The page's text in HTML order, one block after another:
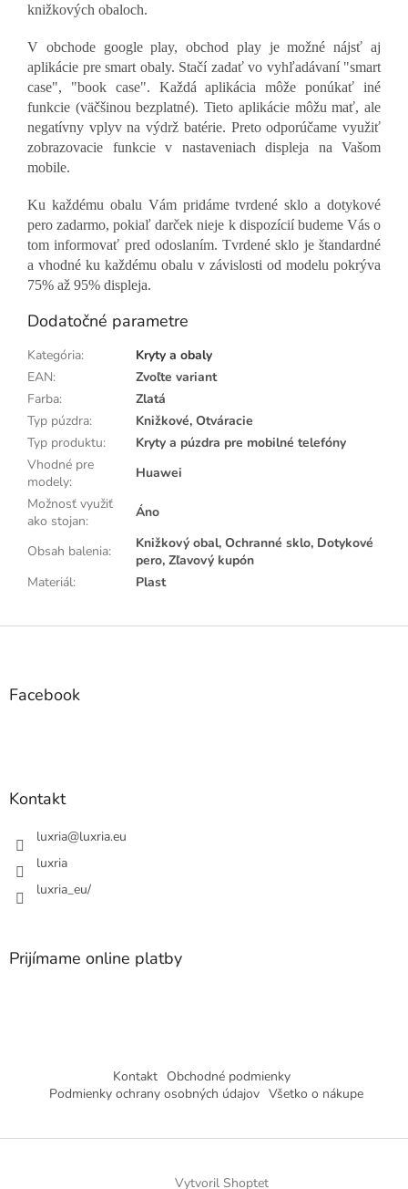
knižkových obaloch.
V obchode google play, obchod play je možné nájsť aj
aplikácie pre smart obaly. Stačí zadať vo vyhľadávaní "smart
case", "book case". Každá aplikácia môže ponúkať iné
funkcie (väčšinou bezplatné). Tieto aplikácie môžu mať, ale
negatívny vplyv na výdrž batérie. Preto odporúčame využiť
zobrazovacie funkcie v nastaveniach displeja na Vašom
mobile.
Ku každému obalu Vám pridáme tvrdené sklo a dotykové
pero zadarmo, pokiaľ darček nieje k dispozícií budeme Vás o
tom informovať pred odoslaním. Tvrdené sklo je štandardné
a vhodné ku každému obalu v závislosti od modelu pokrýva
75% až 95% displeja.
Dodatočné parametre
Kategória:
Kryty a obaly
EAN:
Zvoľte variant
Farba:
Zlatá
Typ púzdra:
Knižkové, Otváracie
Typ produktu:
Kryty a púzdra pre mobilné telefóny
Vhodné pre
modely:
Huawei
Možnosť využiť
ako stojan:
Áno
Obsah balenia:
Knižkový obal, Ochranné sklo, Dotykové
pero, Zľavový kupón
Materiál: Plast
Z
Facebook
Kontakt
luxria@luxria.eu
luxria
luxria_eu/
Prijímame online platby
Kontakt Obchodné podmienky
Podmienky ochrany osobných údajov Všetko o nákupe
Vytvoril Shoptet